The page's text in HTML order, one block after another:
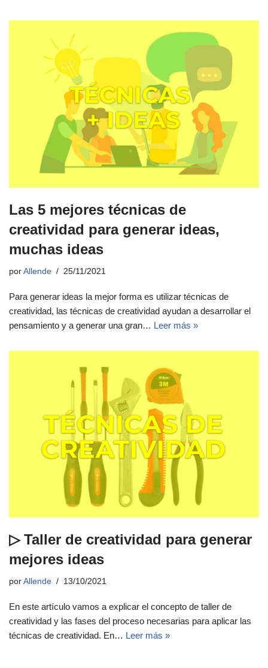
Las 5 mejores técnicas de
creatividad para generar ideas,
muchas ideas
por Allende 25/11/2021
Para generar ideas la mejor forma es utilizar técnicas de
creatividad, las técnicas de creatividad ayudan a desarrollar el
pensamiento y a generar una gran… Leer más »
▷ Taller de creatividad para generar
mejores ideas
por Allende 13/10/2021
En este artículo vamos a explicar el concepto de taller de
creatividad y las fases del proceso necesarias para aplicar las
técnicas de creatividad. En… Leer más »